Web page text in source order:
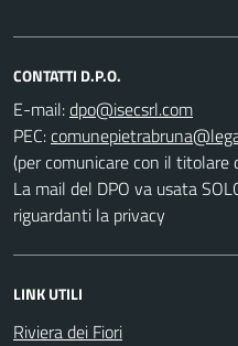
CONTATTI D.P.O.
E-mail:
PEC:
(per comunicare con il
La mail del DPO va usata
riguardanti la privacy
LINK UTILI
Riviera dei Fiori